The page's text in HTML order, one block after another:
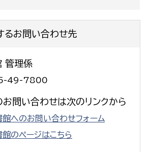
るお問い合わせ先
管理係
49-7800
お問い合わせは次のリンクから
館へのお問い合わせフォーム
館のページはこちら